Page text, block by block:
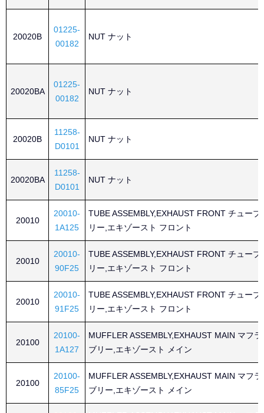
20020B
01225-
00182
NUT ナット
20020BA
01225-
00182
NUT ナット
20020B
11258-
D0101
NUT ナット
20020BA
11258-
D0101
NUT ナット
20010
20010-
1A125
TUBE ASSEMBLY,EXHAUST FRONT チュー
リー,エキゾースト フロント
20010
20010-
90F25
TUBE ASSEMBLY,EXHAUST FRONT チュー
リー,エキゾースト フロント
20010
20010-
91F25
TUBE ASSEMBLY,EXHAUST FRONT チュー
リー,エキゾースト フロント
20100
20100-
1A127
MUFFLER ASSEMBLY,EXHAUST MAIN マフ
ブリー,エキゾースト メイン
20100
20100-
85F25
MUFFLER ASSEMBLY,EXHAUST MAIN マフ
ブリー,エキゾースト メイン